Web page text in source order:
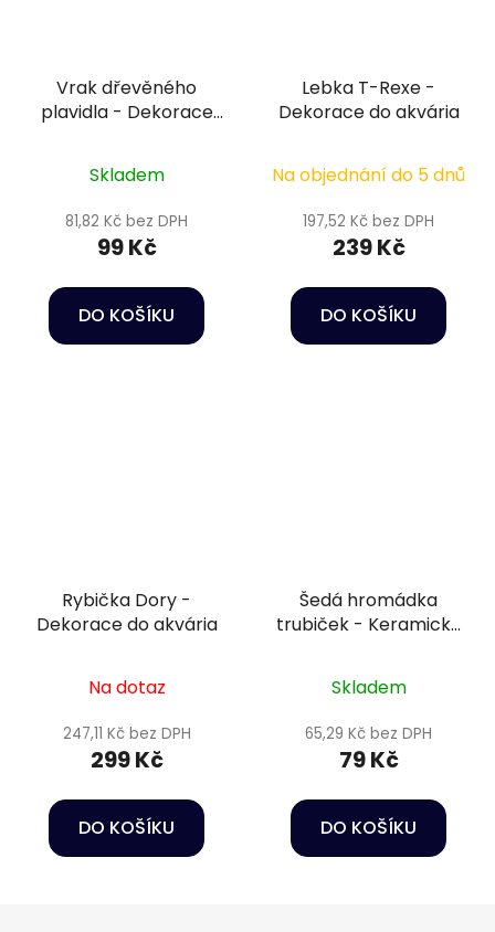
Vrak dřevěného
plavidla - Dekorace
Skladem
81,82 Kč bez DPH
99 Kč
DO KOŠÍKU
Lebka T-Rexe -
Dekorace do akvária
Na objednání do 5 dnů
197,52 Kč bez DPH
239 Kč
DO KOŠÍKU
Rybička Dory -
Dekorace do akvária
Na dotaz
247,11 Kč bez DPH
299 Kč
DO KOŠÍKU
Šedá hromádka
trubiček - Keramická
Skladem
65,29 Kč bez DPH
79 Kč
DO KOŠÍKU